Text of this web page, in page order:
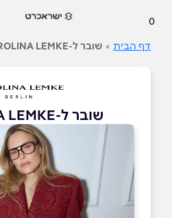
0
דף הבית > שובר ל-CAROLINA LEMKE
שובר ל-CAROLINA LEMKE